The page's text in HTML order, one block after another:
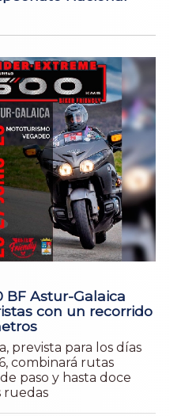
BF Astur-Galaica
con un recorrido
prevista para los días
combinará rutas
paso y hasta doce
ruedas